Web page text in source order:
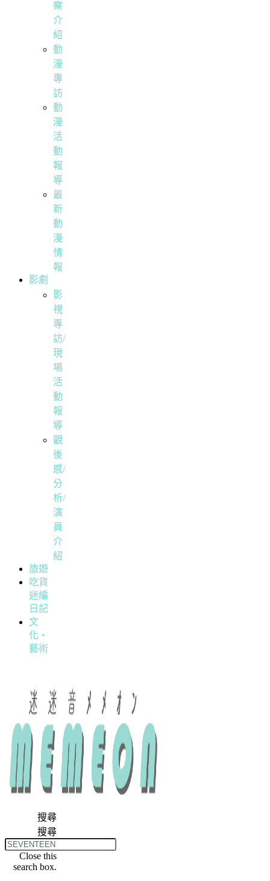
察
介
紹
動
漫
專
訪
動
漫
活
動
報
導
最
新
動
漫
情
報
影劇
影
視
專
訪/
現
場
活
動
報
導
觀
後
感/
分
析/
演
員
介
紹
旅遊
吃貨
迷編
日記
文
化・
藝術
搜尋
搜尋
Close this
search box.